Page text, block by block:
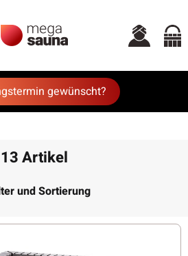
gewünscht?
13 Artikel
und Sortierung